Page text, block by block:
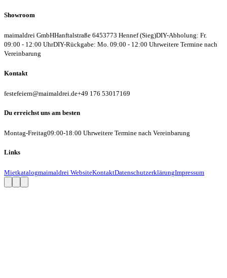
Showroom
maimaldrei GmbHHanftalstraße 6453773 Hennef (Sieg)DIY-Abholung: Fr.
09:00 - 12:00 UhrDIY-Rückgabe: Mo. 09:00 - 12:00 Uhrweitere Termine nach
Vereinbarung
Kontakt
festefeiern@maimaldrei.de+49 176 53017169
Du erreichst uns am besten
Montag-Freitag09:00-18:00 Uhrweitere Termine nach Vereinbarung
Links
Mietkatalogmaimaldrei WebsiteKontaktDatenschutzerklärungImpressum